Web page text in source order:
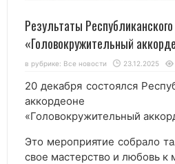
Результаты
«Головокружительный
в рубрике: Все новости 23.12.2025
20 декабря состоялся
аккордеоне
«Головокружительный
Это мероприятие собрало
свое мастерство и любовь к